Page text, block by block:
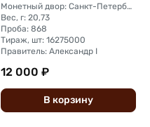
Монетный двор: Санкт-Петербургский монетный двор
Вес, г: 20,73
Проба: 868
Тираж, шт: 16275000
Правитель: Александр I
12 000 ₽
В корзину